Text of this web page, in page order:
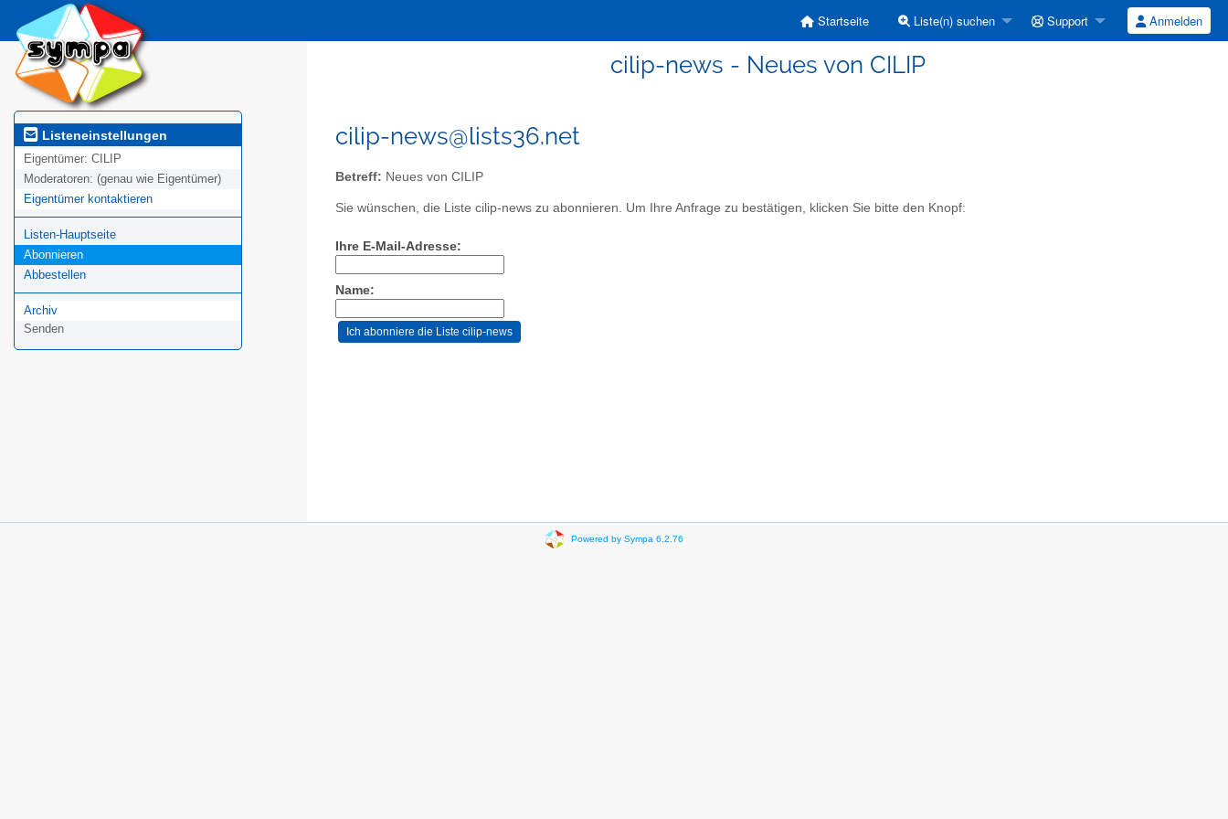
Startseite Liste(n) suchen Support Anmelden
cilip-news - Neues von CILIP
Listeneinstellungen
Eigentümer: CILIP
Moderatoren: (genau wie Eigentümer)
Eigentümer kontaktieren
Listen-Hauptseite
Abonnieren
Abbestellen
Archiv
Senden
cilip-news@lists36.net
Betreff: Neues von CILIP
Sie wünschen, die Liste cilip-news zu abonnieren. Um Ihre Anfrage zu bestätigen, klicken Sie bitte den Knopf:
Ihre E-Mail-Adresse:
Name:
Powered by Sympa 6.2.76